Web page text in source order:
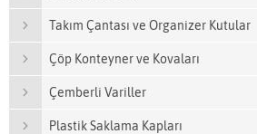
Takım Çantası ve Organizer Kutular
Çöp Konteyner ve Kovaları
Çemberli Variller
Plastik Saklama Kapları